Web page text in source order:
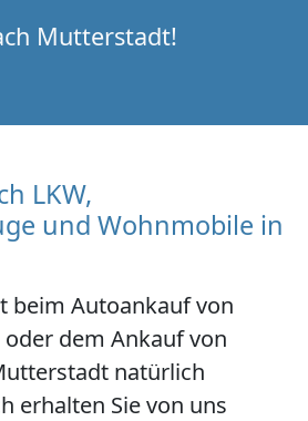
Mutterstadt!
LKW,
und Wohnmobile in
beim Autoankauf von
dem Ankauf von
natürlich
erhalten Sie von uns